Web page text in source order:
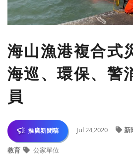
海山漁港複合式
海巡、環保、警
員
推廣新聞稿 Jul 24,2020 新
教育 公家單位